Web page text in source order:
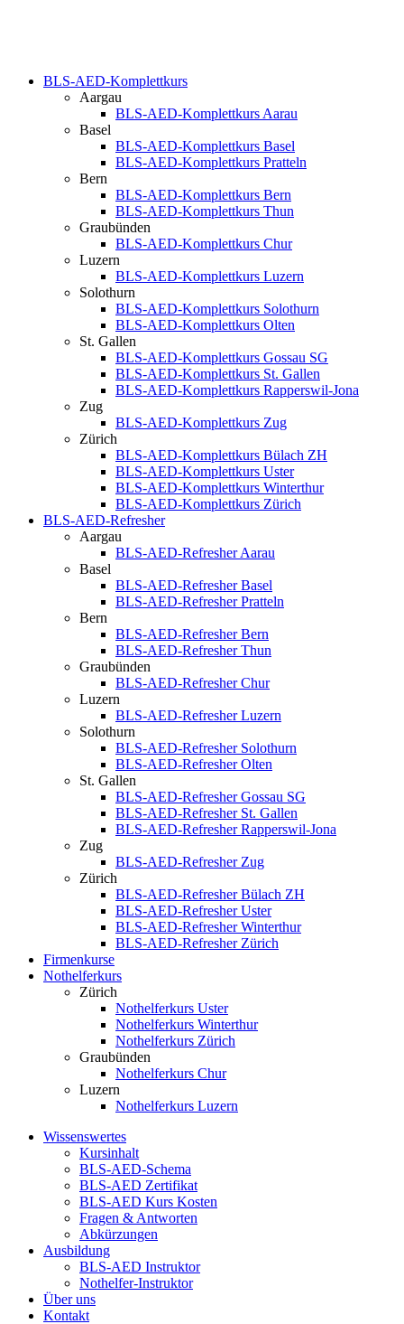
BLS-AED-Komplettkurs
Aargau
BLS-AED-Komplettkurs Aarau
Basel
BLS-AED-Komplettkurs Basel
BLS-AED-Komplettkurs Pratteln
Bern
BLS-AED-Komplettkurs Bern
BLS-AED-Komplettkurs Thun
Graubünden
BLS-AED-Komplettkurs Chur
Luzern
BLS-AED-Komplettkurs Luzern
Solothurn
BLS-AED-Komplettkurs Solothurn
BLS-AED-Komplettkurs Olten
St. Gallen
BLS-AED-Komplettkurs Gossau SG
BLS-AED-Komplettkurs St. Gallen
BLS-AED-Komplettkurs Rapperswil-Jona
Zug
BLS-AED-Komplettkurs Zug
Zürich
BLS-AED-Komplettkurs Bülach ZH
BLS-AED-Komplettkurs Uster
BLS-AED-Komplettkurs Winterthur
BLS-AED-Komplettkurs Zürich
BLS-AED-Refresher
Aargau
BLS-AED-Refresher Aarau
Basel
BLS-AED-Refresher Basel
BLS-AED-Refresher Pratteln
Bern
BLS-AED-Refresher Bern
BLS-AED-Refresher Thun
Graubünden
BLS-AED-Refresher Chur
Luzern
BLS-AED-Refresher Luzern
Solothurn
BLS-AED-Refresher Solothurn
BLS-AED-Refresher Olten
St. Gallen
BLS-AED-Refresher Gossau SG
BLS-AED-Refresher St. Gallen
BLS-AED-Refresher Rapperswil-Jona
Zug
BLS-AED-Refresher Zug
Zürich
BLS-AED-Refresher Bülach ZH
BLS-AED-Refresher Uster
BLS-AED-Refresher Winterthur
BLS-AED-Refresher Zürich
Firmenkurse
Nothelferkurs
Zürich
Nothelferkurs Uster
Nothelferkurs Winterthur
Nothelferkurs Zürich
Graubünden
Nothelferkurs Chur
Luzern
Nothelferkurs Luzern
Wissenswertes
Kursinhalt
BLS-AED-Schema
BLS-AED Zertifikat
BLS-AED Kurs Kosten
Fragen & Antworten
Abkürzungen
Ausbildung
BLS-AED Instruktor
Nothelfer-Instruktor
Über uns
Kontakt